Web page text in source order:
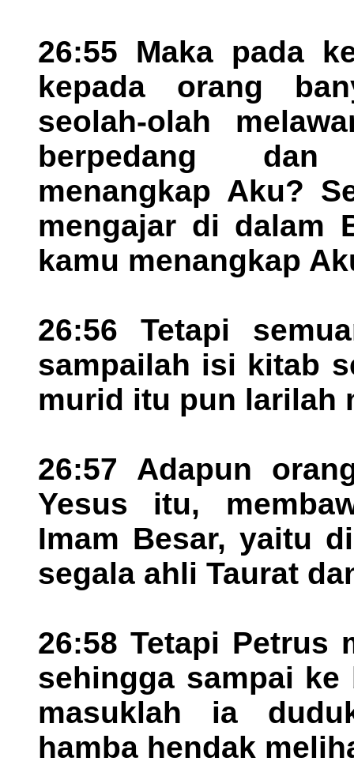
26:55 Maka pada
kepada orang
seolah-olah
berpedang dan
menangkap Aku?
mengajar di dalam
kamu menangkap
26:56 Tetapi
sampailah isi kitab
murid itu pun larilah
26:57 Adapun
Yesus itu,
Imam Besar, yaitu
segala ahli Taurat
26:58 Tetapi Petrus
sehingga sampai
masuklah ia
hamba hendak